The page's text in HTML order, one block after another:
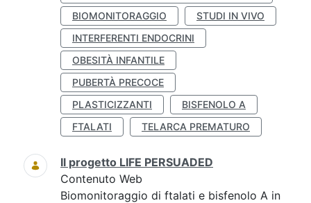
BIOMONITORAGGIO
STUDI IN VIVO
INTERFERENTI ENDOCRINI
OBESITÀ INFANTILE
PUBERTÀ PRECOCE
PLASTICIZZANTI
BISFENOLO A
FTALATI
TELARCA PREMATURO
Il progetto LIFE PERSUADED
Contenuto Web
Biomonitoraggio di ftalati e bisfenolo A in